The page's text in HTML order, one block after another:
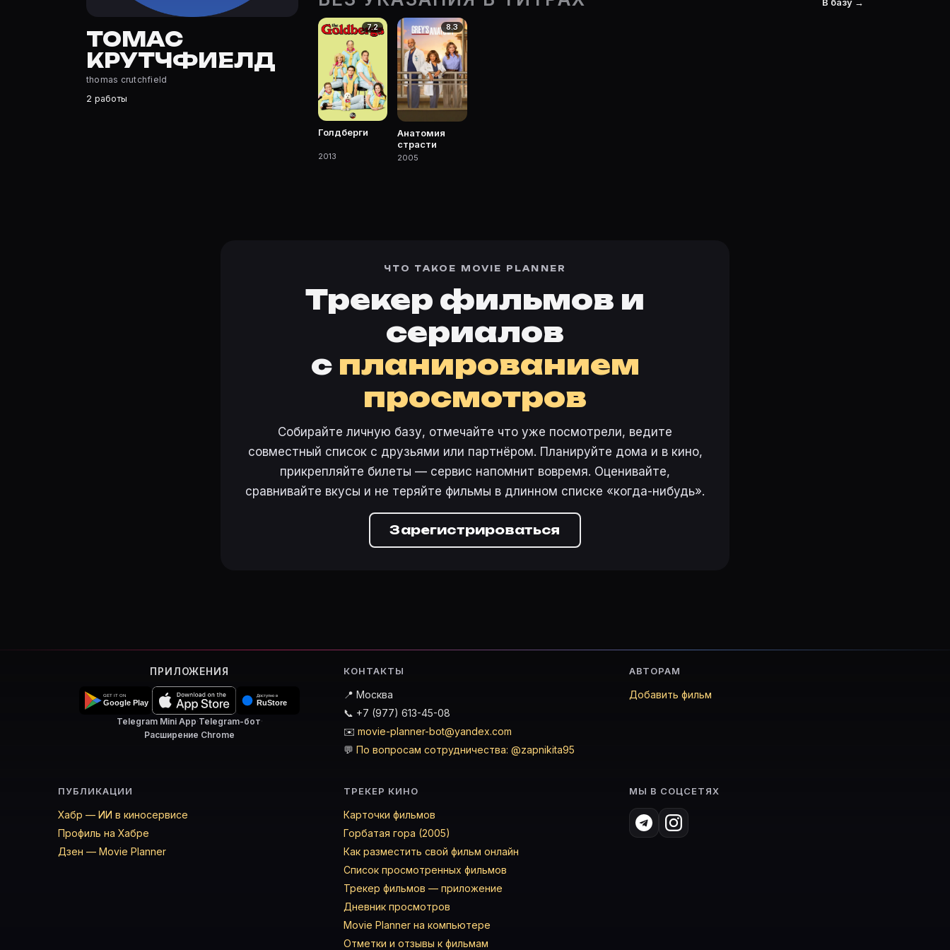
Томас Крутчфиелд — актёр. Биография и роли на карточке Movie Planner.
Где открыть фильмографию Томас Крутчфиелд?
На Movie Planner: https://movie-planner.ru/s/7183416 — фильмы, сериалы, роли и фото.
ТОМАС
КРУТЧФИЕЛД
thomas crutchfield
2 работы
7.2
Голдберги
2013
8.3
Анатомия
страсти
2005
ЧТО ТАКОЕ MOVIE PLANNER
Трекер фильмов и
сериалов
с планированием
просмотров
Собирайте личную базу, отмечайте что уже посмотрели, ведите
совместный список с друзьями или партнёром. Планируйте дома и в кино,
прикрепляйте билеты — сервис напомнит вовремя. Оценивайте,
сравнивайте вкусы и не теряйте фильмы в длинном списке «когда-нибудь».
Зарегистрироваться
ПРИЛОЖЕНИЯ
Telegram Mini App·Telegram-бот·
Расширение Chrome
КОНТАКТЫ
📍 Москва
📞 +7 (977) 613-45-08
✉️ movie-planner-bot@yandex.com
💬 По вопросам сотрудничества: @zapnikita95
АВТОРАМ
Добавить фильм
ПУБЛИКАЦИИ
Хабр — ИИ в киносервисе
Профиль на Хабре
Дзен — Movie Planner
ТРЕКЕР КИНО
Карточки фильмов
Горбатая гора (2005)
Как разместить свой фильм онлайн
Список просмотренных фильмов
Трекер фильмов — приложение
Дневник просмотров
Movie Planner на компьютере
Отметки и отзывы к фильмам
МЫ В СОЦСЕТЯХ